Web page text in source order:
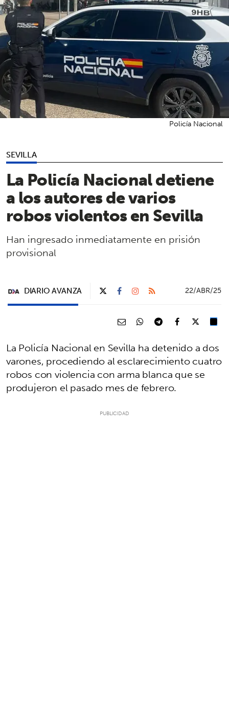
SEVILLA
La Policía Nacional detiene
a los autores de varios
robos violentos en Sevilla
Han ingresado inmediatamente en prisión
provisional
Policía Nacional
DIARIO AVANZA 22/ABR/25
La Policía Nacional en Sevilla ha detenido a dos
varones, procediendo al esclarecimiento cuatro
robos con violencia con arma blanca que se
produjeron el pasado mes de febrero.